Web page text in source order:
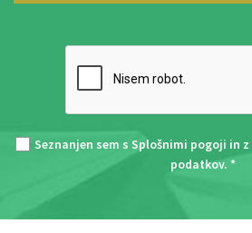
Seznanjen sem s Splošnimi pogoji in z
podatkov. *